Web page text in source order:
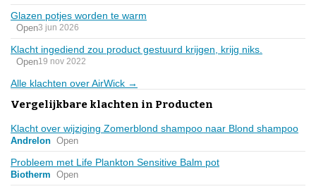
Glazen potjes worden te warm
Open3 jun 2026
Klacht ingediend zou product gestuurd krijgen, krijg niks.
Open19 nov 2022
Alle klachten over AirWick →
Vergelijkbare klachten in Producten
Klacht over wijziging Zomerblond shampoo naar Blond shampoo
Andrelon Open
Probleem met Life Plankton Sensitive Balm pot
Biotherm Open